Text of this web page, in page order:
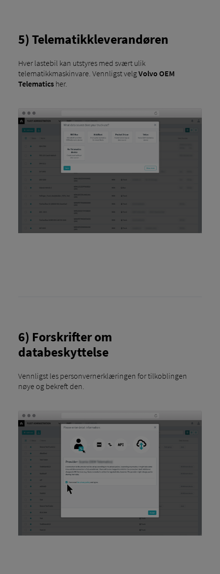
5) Telematikkleverandøren
Hver lastebil kan utstyres med svært ulik
telematikkmaskinvare. Vennligst velgVolvo OEM
Telematicsher.
6) Forskrifter om
databeskyttelse
Vennligst les personvernerklæringen for tilkoblingen
nøye og bekreft den.